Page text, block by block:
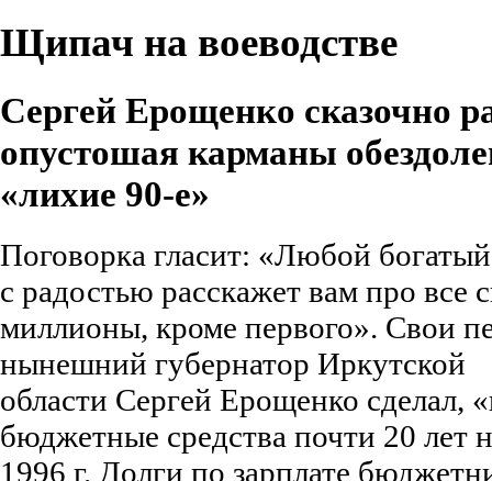
Щипач на воеводстве
Сергей Ерощенко сказочно
опустошая карманы
«лихие 90-е»
Поговорка гласит: «Любой
с радостью расскажет вам про все
миллионы, кроме первого». Свои
нынешний губернатор Иркутской
области Сергей Ерощенко сделал,
бюджетные средства почти 20 лет
1996 г. Долги по зарплате